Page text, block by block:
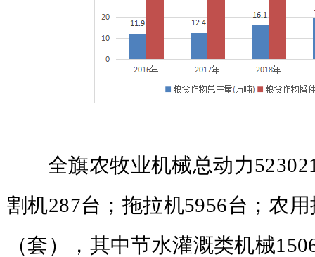
全旗农牧业机械总动力
割机287台；拖拉机5956台；农
（套），其中节水灌溉类机械